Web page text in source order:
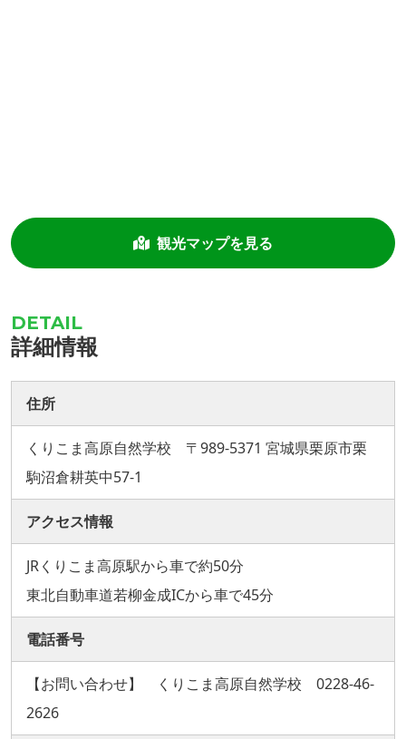
観光マップを見る
詳細情報
住所
くりこま高原自然学校 〒989-5371 宮城県栗原市栗
駒沼倉耕英中57-1
アクセス情報
JRくりこま高原駅から車で約50分
東北自動車道若柳金成ICから車で45分
電話番号
【お問い合わせ】 くりこま高原自然学校 0228-46-
2626